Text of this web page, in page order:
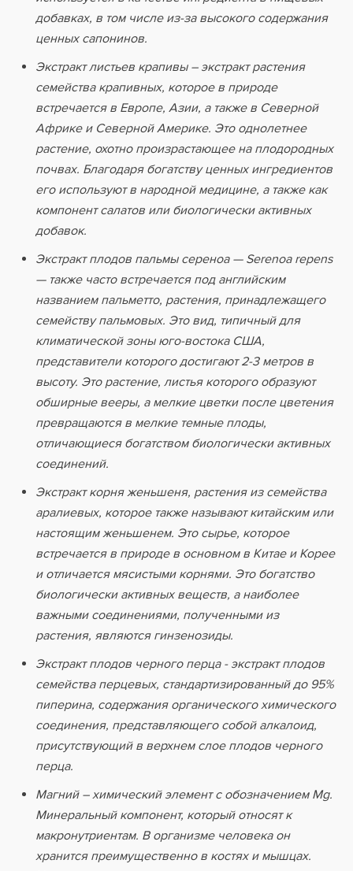
добавках, в том числе из-за высокого содержания
ценных сапонинов.
Экстракт листьев крапивы – экстракт растения
семейства крапивных, которое в природе
встречается в Европе, Азии, а также в Северной
Африке и Северной Америке. Это однолетнее
растение, охотно произрастающее на плодородных
почвах. Благодаря богатству ценных ингредиентов
его используют в народной медицине, а также как
компонент салатов или биологически активных
добавок.
Экстракт плодов пальмы сереноа — Serenoa repens
— также часто встречается под английским
названием пальметто, растения, принадлежащего
семейству пальмовых. Это вид, типичный для
климатической зоны юго-востока США,
представители которого достигают 2-3 метров в
высоту. Это растение, листья которого образуют
обширные вееры, а мелкие цветки после цветения
превращаются в мелкие темные плоды,
отличающиеся богатством биологически активных
соединений.
Экстракт корня женьшеня, растения из семейства
аралиевых, которое также называют китайским или
настоящим женьшенем. Это сырье, которое
встречается в природе в основном в Китае и Корее
и отличается мясистыми корнями. Это богатство
биологически активных веществ, а наиболее
важными соединениями, полученными из
растения, являются гинзенозиды.
Экстракт плодов черного перца - экстракт плодов
семейства перцевых, стандартизированный до 95%
пиперина, содержания органического химического
соединения, представляющего собой алкалоид,
присутствующий в верхнем слое плодов черного
перца.
Магний – химический элемент с обозначением Mg.
Минеральный компонент, который относят к
макронутриентам. В организме человека он
хранится преимущественно в костях и мышцах.